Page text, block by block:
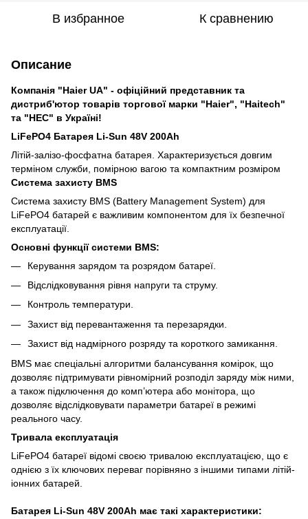
В избранное К сравнению
Описание
Компанія "Haier UA" - офіційний представник та
дистриб'ютор товарів торгової марки "Haier", "Haitech"
та "HEC" в Україні!
LiFePO4 Батарея Li-Sun 48V 200Ah
Літій-залізо-фосфатна батарея. Характеризується довгим
терміном служби, помірною вагою та компактним розміром
Система захисту BMS
Система захисту BMS (Battery Management System) для
LiFePO4 батарей є важливим компонентом для їх безпечної
експлуатації.
Основні функції системи BMS:
Керування зарядом та розрядом батареї.
Відслідковування рівня напруги та струму.
Контроль температури.
Захист від перевантаження та перезарядки.
Захист від надмірного розряду та короткого замикання.
BMS має спеціальні алгоритми балансування комірок, що
дозволяє підтримувати рівномірний розподіл заряду між ними,
а також підключення до комп’ютера або монітора, що
дозволяє відслідковувати параметри батареї в режимі
реального часу.
Тривала експлуатація
LiFePO4 батареї відомі своєю тривалою експлуатацією, що є
однією з їх ключових переваг порівняно з іншими типами літій-
іонних батарей.
Батарея Li-Sun 48V 200Ah має такі характеристики: